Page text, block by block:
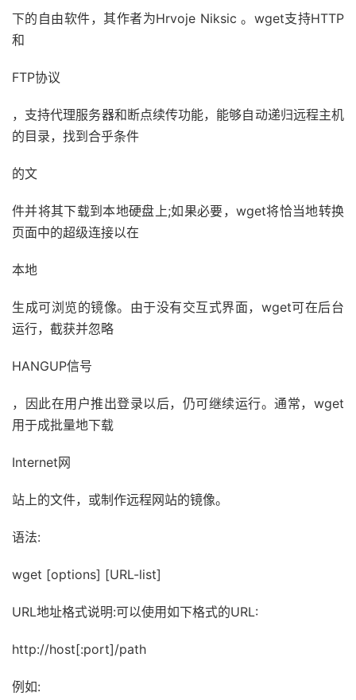
下的自由软件，其作者为Hrvoje Niksic 。wget支持HTTP
和
FTP协议
，支持代理服务器和断点续传功能，能够自动递归远程主机
的目录，找到合乎条件
的文
件并将其下载到本地硬盘上;如果必要，wget将恰当地转换
页面中的超级连接以在
本地
生成可浏览的镜像。由于没有交互式界面，wget可在后台
运行，截获并忽略
HANGUP信号
，因此在用户推出登录以后，仍可继续运行。通常，wget
用于成批量地下载
Internet网
站上的文件，或制作远程网站的镜像。
语法:
wget [options] [URL-list]
URL地址格式说明:可以使用如下格式的URL:
http://host[:port]/path
例如: